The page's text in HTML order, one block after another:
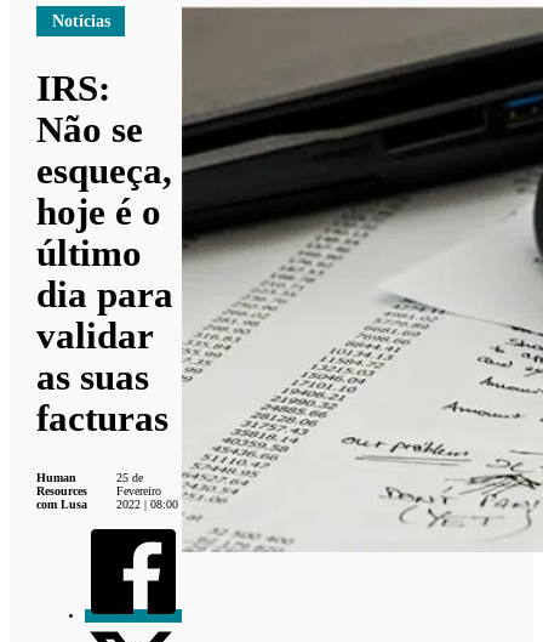
Notícias
IRS:
Não se
esqueça,
hoje é o
último
dia para
validar
as suas
facturas
Human
Resources
com Lusa
25 de
Fevereiro
2022 | 08:00